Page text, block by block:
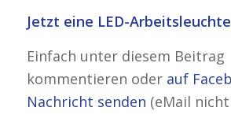
Jetzt eine LED-
Einfach unter diesem Beitrag
kommentieren oder auf
Nachricht senden (eMail nicht